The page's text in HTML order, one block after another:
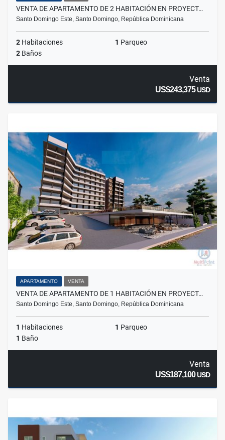
VENTA DE APARTAMENTO DE 2 HABITACIÓN EN PROYECT…
Santo Domingo Este, Santo Domingo, República Dominicana
2 Habitaciones 1 Parqueo
2 Baños
Venta
US$243,375USD
APARTAMENTO VENTA
VENTA DE APARTAMENTO DE 1 HABITACIÓN EN PROYECT…
Santo Domingo Este, Santo Domingo, República Dominicana
1 Habitaciones 1 Parqueo
1 Baño
Venta
US$187,100USD